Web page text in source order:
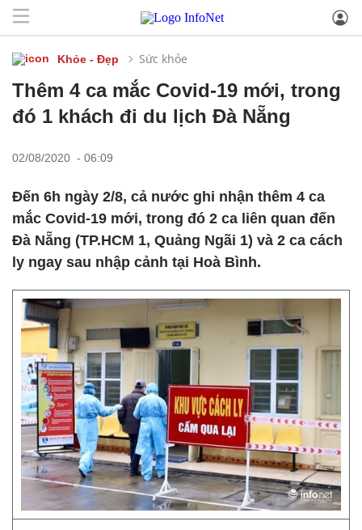
Khỏe - Đẹp Sức khỏe
Thêm 4 ca mắc Covid-19 mới, trong
đó 1 khách đi du lịch Đà Nẵng
02/08/2020 - 06:09
Đến 6h ngày 2/8, cả nước ghi nhận thêm 4 ca
mắc Covid-19 mới, trong đó 2 ca liên quan đến
Đà Nẵng (TP.HCM 1, Quảng Ngãi 1) và 2 ca cách
ly ngay sau nhập cảnh tại Hoà Bình.